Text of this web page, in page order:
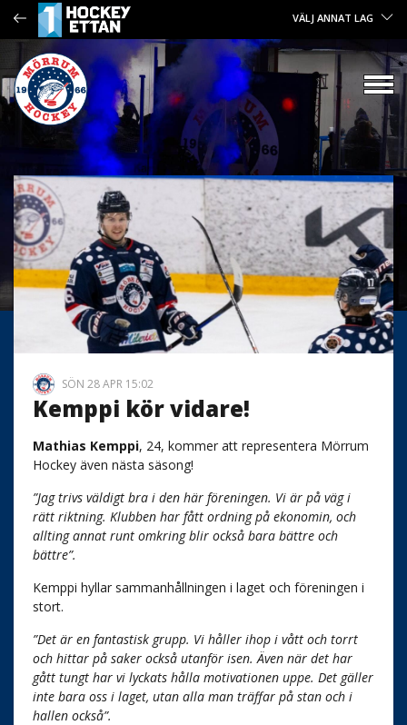
VÄLJ ANNAT LAG
SÖN 28 APR 15:02
Kemppi kör vidare!
Mathias Kemppi, 24, kommer att representera Mörrum
Hockey även nästa säsong!
”Jag trivs väldigt bra i den här föreningen. Vi är på väg i
rätt riktning. Klubben har fått ordning på ekonomin, och
allting annat runt omkring blir också bara bättre och
bättre”.
Kemppi hyllar sammanhållningen i laget och föreningen i
stort.
”Det är en fantastisk grupp. Vi håller ihop i vått och torrt
och hittar på saker också utanför isen. Även när det har
gått tungt har vi lyckats hålla motivationen uppe. Det gäller
inte bara oss i laget, utan alla man träffar på stan och i
hallen också”.